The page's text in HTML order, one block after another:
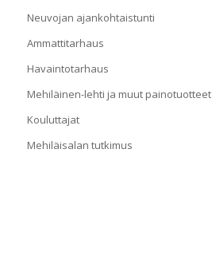
Neuvojan ajankohtaistunti
Ammattitarhaus
Havaintotarhaus
Mehiläinen-lehti ja muut painotuotteet
Kouluttajat
Mehiläisalan tutkimus